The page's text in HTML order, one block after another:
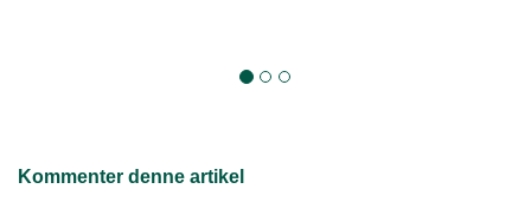
Kommenter denne artikel